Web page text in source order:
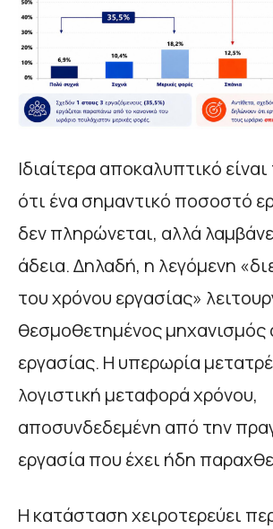
Ιδιαίτερα αποκαλυπτικό
ότι ένα σημαντικό ποσοστό
δεν πληρώνεται, αλλά
άδεια. Δηλαδή, η λεγόμενη
του χρόνου εργασίας»
θεσμοθετημένος
εργασίας. Η υπερωρία
λογιστική μεταφορά χρόνου,
αποσυνδεδεμένη από την
εργασία που έχει ήδη
Η κατάσταση χειροτερεύει